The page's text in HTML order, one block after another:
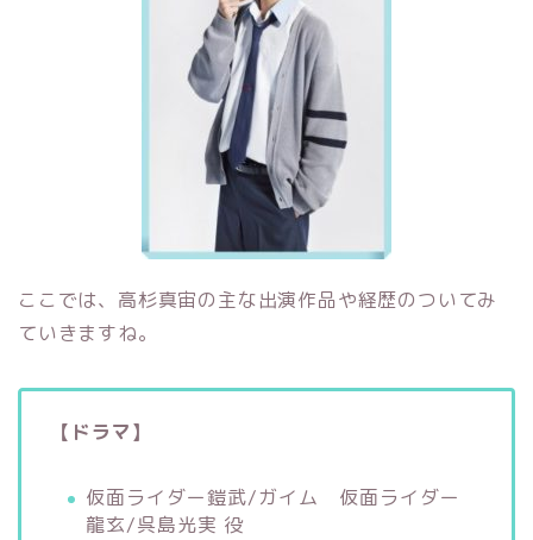
ここでは、高杉真宙の主な出演作品や経歴のついてみ
ていきますね。
【ドラマ】
仮面ライダー鎧武/ガイム 仮面ライダー
龍玄/呉島光実 役